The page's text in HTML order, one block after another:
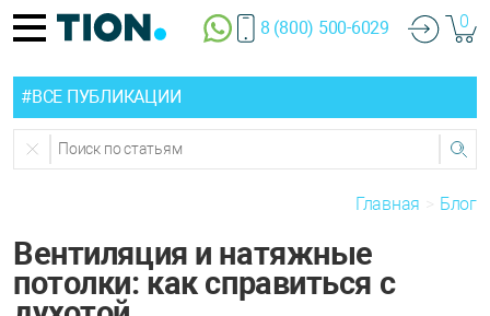
8 (800) 500-6029 0
#ВСЕ ПУБЛИКАЦИИ
Главная Блог
Вентиляция и натяжные
потолки: как справиться с